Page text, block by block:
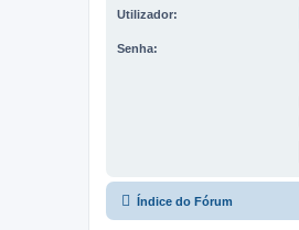
Utilizador:
Senha:
Índice do Fórum